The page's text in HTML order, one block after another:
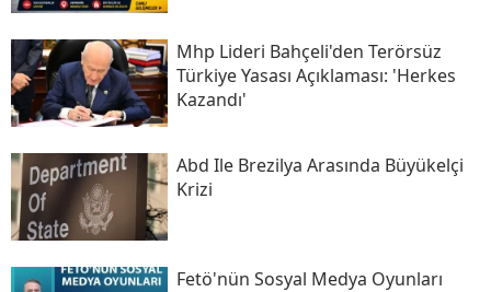
Mhp Lideri Bahçeli'den Terörsüz
Türkiye Yasası Açıklaması: 'herkes
Kazandı'
Abd Ile Brezilya Arasında Büyükelçi
Krizi
Fetö'nün Sosyal Medya Oyunları